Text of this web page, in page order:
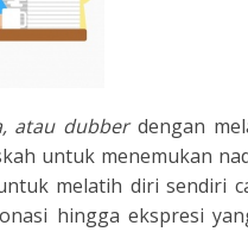
atau dubber dengan
untuk menemukan
melatih diri sendiri
hingga ekspresi